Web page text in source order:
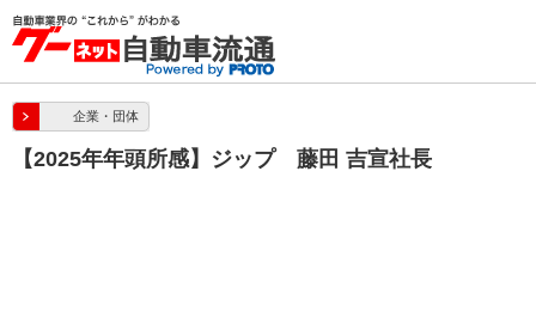
企業・団体
【2025年年頭所感】ジップ 藤田 吉宣社長